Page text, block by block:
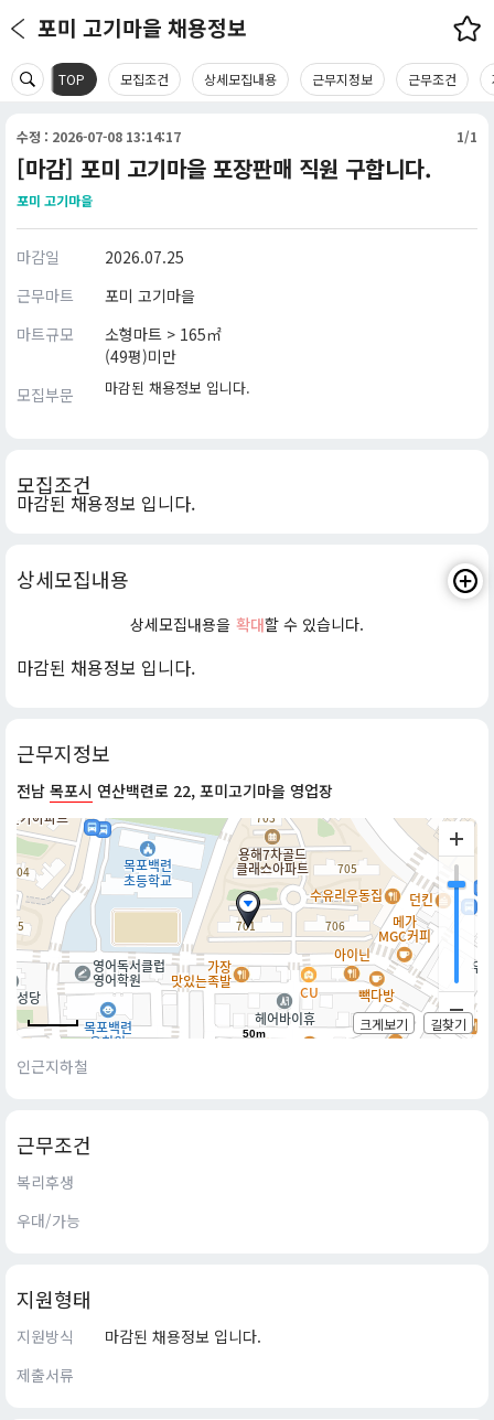
포미 고기마을 채용정보
TOP 모집조건 상세모집내용 근무지정보 근무조건
수정 : 2026-07-08 13:14:17 1/1
[마감] 포미 고기마을 포장판매 직원 구합니다.
포미 고기마을
마감일
2026.07.25
근무마트
포미 고기마을
마트규모
소형마트 > 165㎡
(49평)미만
모집부문
마감된 채용정보 입니다.
모집조건
마감된 채용정보 입니다.
상세모집내용
상세모집내용을 확대할 수 있습니다.
마감된 채용정보 입니다.
근무지정보
전남 목포시 연산백련로 22, 포미고기마을 영업장
50m
크게보기 길찾기
인근지하철
근무조건
복리후생
우대/가능
지원형태
지원방식
마감된 채용정보 입니다.
제출서류